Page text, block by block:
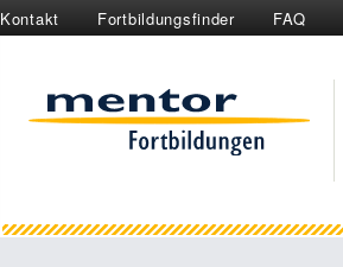
Kontakt Fortbildungsfinder FAQ